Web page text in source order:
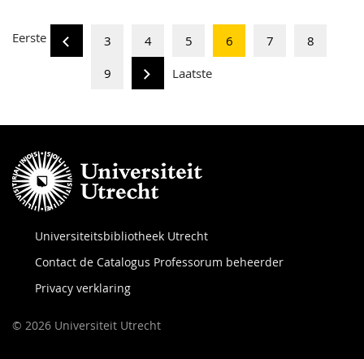
Eerste 3 4 5 6 7
8
9
Laatste
Universiteitsbibliotheek Utrecht
Contact de Catalogus Professorum beheerder
Privacy verklaring
© 2026 Universiteit Utrecht